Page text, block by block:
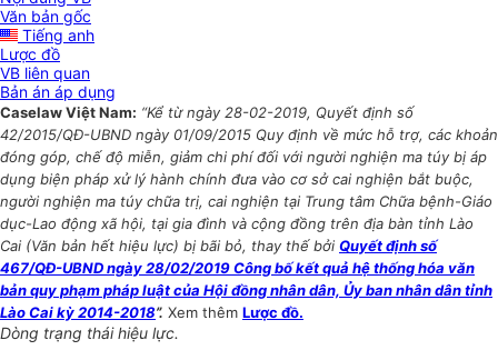
Văn bản gốc
Tiếng anh
Lược đồ
VB liên quan
Bản án áp dụng
Caselaw Việt Nam: “Kể từ ngày 28-02-2019, Quyết định số
42/2015/QĐ-UBND ngày 01/09/2015 Quy định về mức hỗ trợ, các khoản
đóng góp, chế độ miễn, giảm chi phí đối với người nghiện ma túy bị áp
dụng biện pháp xử lý hành chính đưa vào cơ sở cai nghiện bắt buộc,
người nghiện ma túy chữa trị, cai nghiện tại Trung tâm Chữa bệnh-Giáo
dục-Lao động xã hội, tại gia đình và cộng đồng trên địa bàn tỉnh Lào
Cai (Văn bản hết hiệu lực) bị bãi bỏ, thay thế bởi Quyết định số
467/QĐ-UBND ngày 28/02/2019 Công bố kết quả hệ thống hóa văn
bản quy phạm pháp luật của Hội đồng nhân dân, Ủy ban nhân dân tỉnh
Lào Cai kỳ 2014-2018”. Xem thêm Lược đồ.
Dòng trạng thái hiệu lực.